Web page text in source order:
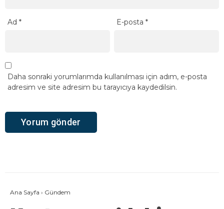
Ad * E-posta*
Daha sonraki yorumlarımda kullanılması için adım, e-posta
adresim ve site adresim bu tarayıcıya kaydedilsin.
Ana Sayfa › Gündem